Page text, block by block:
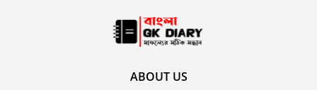
ABOUT US